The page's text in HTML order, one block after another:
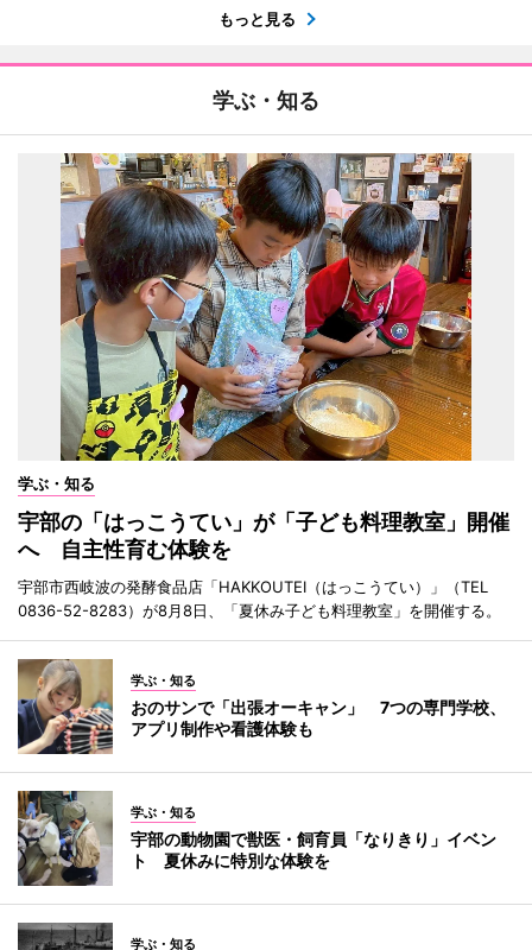
もっと見る
学ぶ・知る
学ぶ・知る
宇部の「はっこうてい」が「子ども料理教室」開催
へ 自主性育む体験を
宇部市西岐波の発酵食品店「HAKKOUTEI（はっこうてい）」（TEL
0836-52-8283）が8月8日、「夏休み子ども料理教室」を開催する。
学ぶ・知る
おのサンで「出張オーキャン」 7つの専門学校、
アプリ制作や看護体験も
学ぶ・知る
宇部の動物園で獣医・飼育員「なりきり」イベン
ト 夏休みに特別な体験を
学ぶ・知る